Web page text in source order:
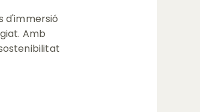
d'immersió
Amb